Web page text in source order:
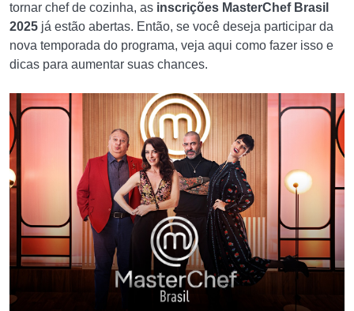
tornar chef de cozinha, as inscrições MasterChef Brasil
2025 já estão abertas. Então, se você deseja participar da
nova temporada do programa, veja aqui como fazer isso e
dicas para aumentar suas chances.